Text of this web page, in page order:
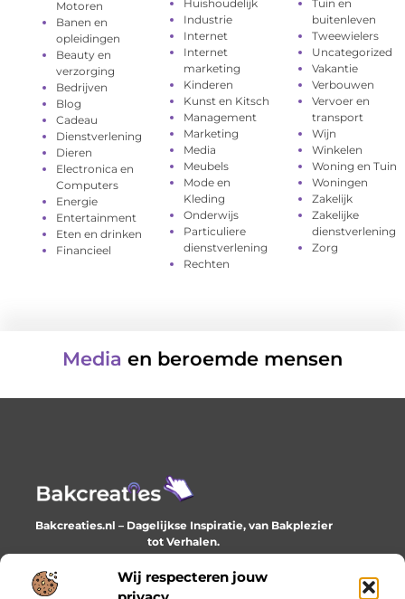
Wij respecteren jouw
Motoren
Banen en
opleidingen
Beauty en
verzorging
Bedrijven
Blog
Cadeau
Dienstverlening
Dieren
Electronica en
Computers
Energie
Entertainment
Eten en drinken
Financieel
Huishoudelijk
Industrie
Internet
Internet
marketing
Kinderen
Kunst en Kitsch
Management
Marketing
Media
Meubels
Mode en
Kleding
Onderwijs
Particuliere
dienstverlening
Rechten
Tuin en
buitenleven
Tweewielers
Uncategorized
Vakantie
Verbouwen
Vervoer en
transport
Wijn
Winkelen
Woning en Tuin
Woningen
Zakelijk
Zakelijke
dienstverlening
Zorg
Media en beroemde mensen
Bakcreaties.nl – Dagelijkse Inspiratie, van Bakplezier
tot Verhalen.
Ontdek unieke en creatieve verhalen die je elke dag
verrijken en inspireren.